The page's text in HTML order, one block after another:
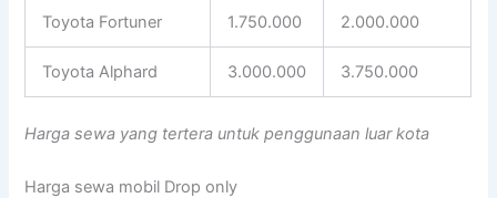
Toyota Fortuner 1.750.000 2.000.000
Toyota Alphard 3.000.000 3.750.000
Harga sewa yang tertera untuk penggunaan luar kota
Harga sewa mobil Drop only